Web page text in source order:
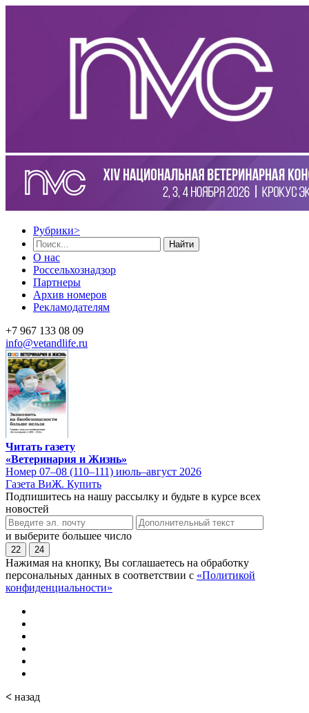
Рубрики>
Найти
О нас
Россельхознадзор
Партнеры
Архив номеров
Рекламодателям
+7 967 133 08 09
info@vetandlife.ru
Читать газету
«Ветеринария и Жизнь»
Номер 07–08 (110–111) июль–август 2026
Газета ВиЖ. Купить
Подпишитесь на нашу рассылку и будьте в курсе всех
новостей
и выберите большее число
22 24
Нажимая на кнопку, Вы соглашаетесь на обработку
персональных данных в соответствии с «Политикой
конфиденциальности»
< назад